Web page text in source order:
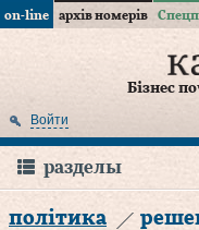
on-line архів номерів
Бізнес
Войти
разделы
політика